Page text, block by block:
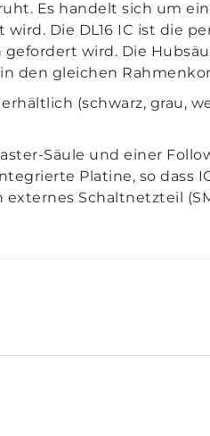
Es handelt sich um
Die DL16 IC ist die
wird. Die
den gleichen
(schwarz, grau,
Säule und einer
Platine, so dass
Schaltnetzteil